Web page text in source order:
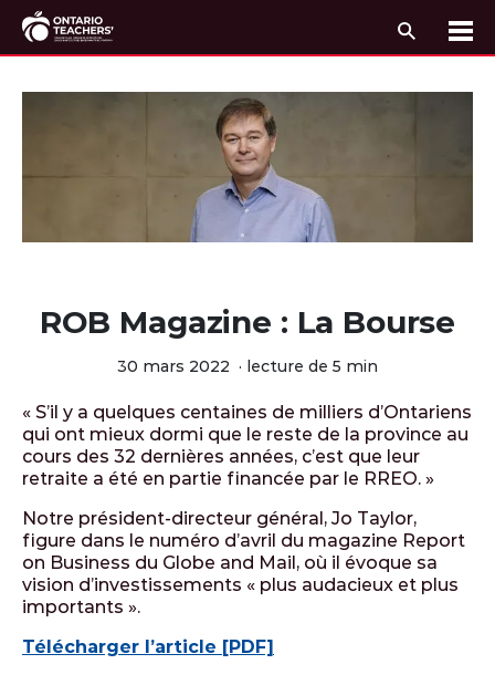
ROB Magazine : La Bourse
30 mars 2022 · lecture de 5 min
« S’il y a quelques centaines de milliers d’Ontariens
qui ont mieux dormi que le reste de la province au
cours des 32 dernières années, c’est que leur
retraite a été en partie financée par le RREO. »
Notre président-directeur général, Jo Taylor,
figure dans le numéro d’avril du magazine Report
on Business du Globe and Mail, où il évoque sa
vision d’investissements « plus audacieux et plus
importants ».
Télécharger l’article [PDF]